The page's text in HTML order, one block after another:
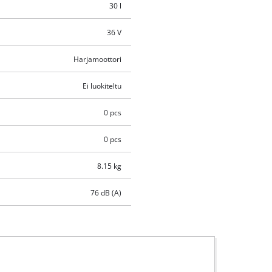
30 l
36 V
Harjamoottori
Ei luokiteltu
0 pcs
0 pcs
8.15 kg
76 dB (A)